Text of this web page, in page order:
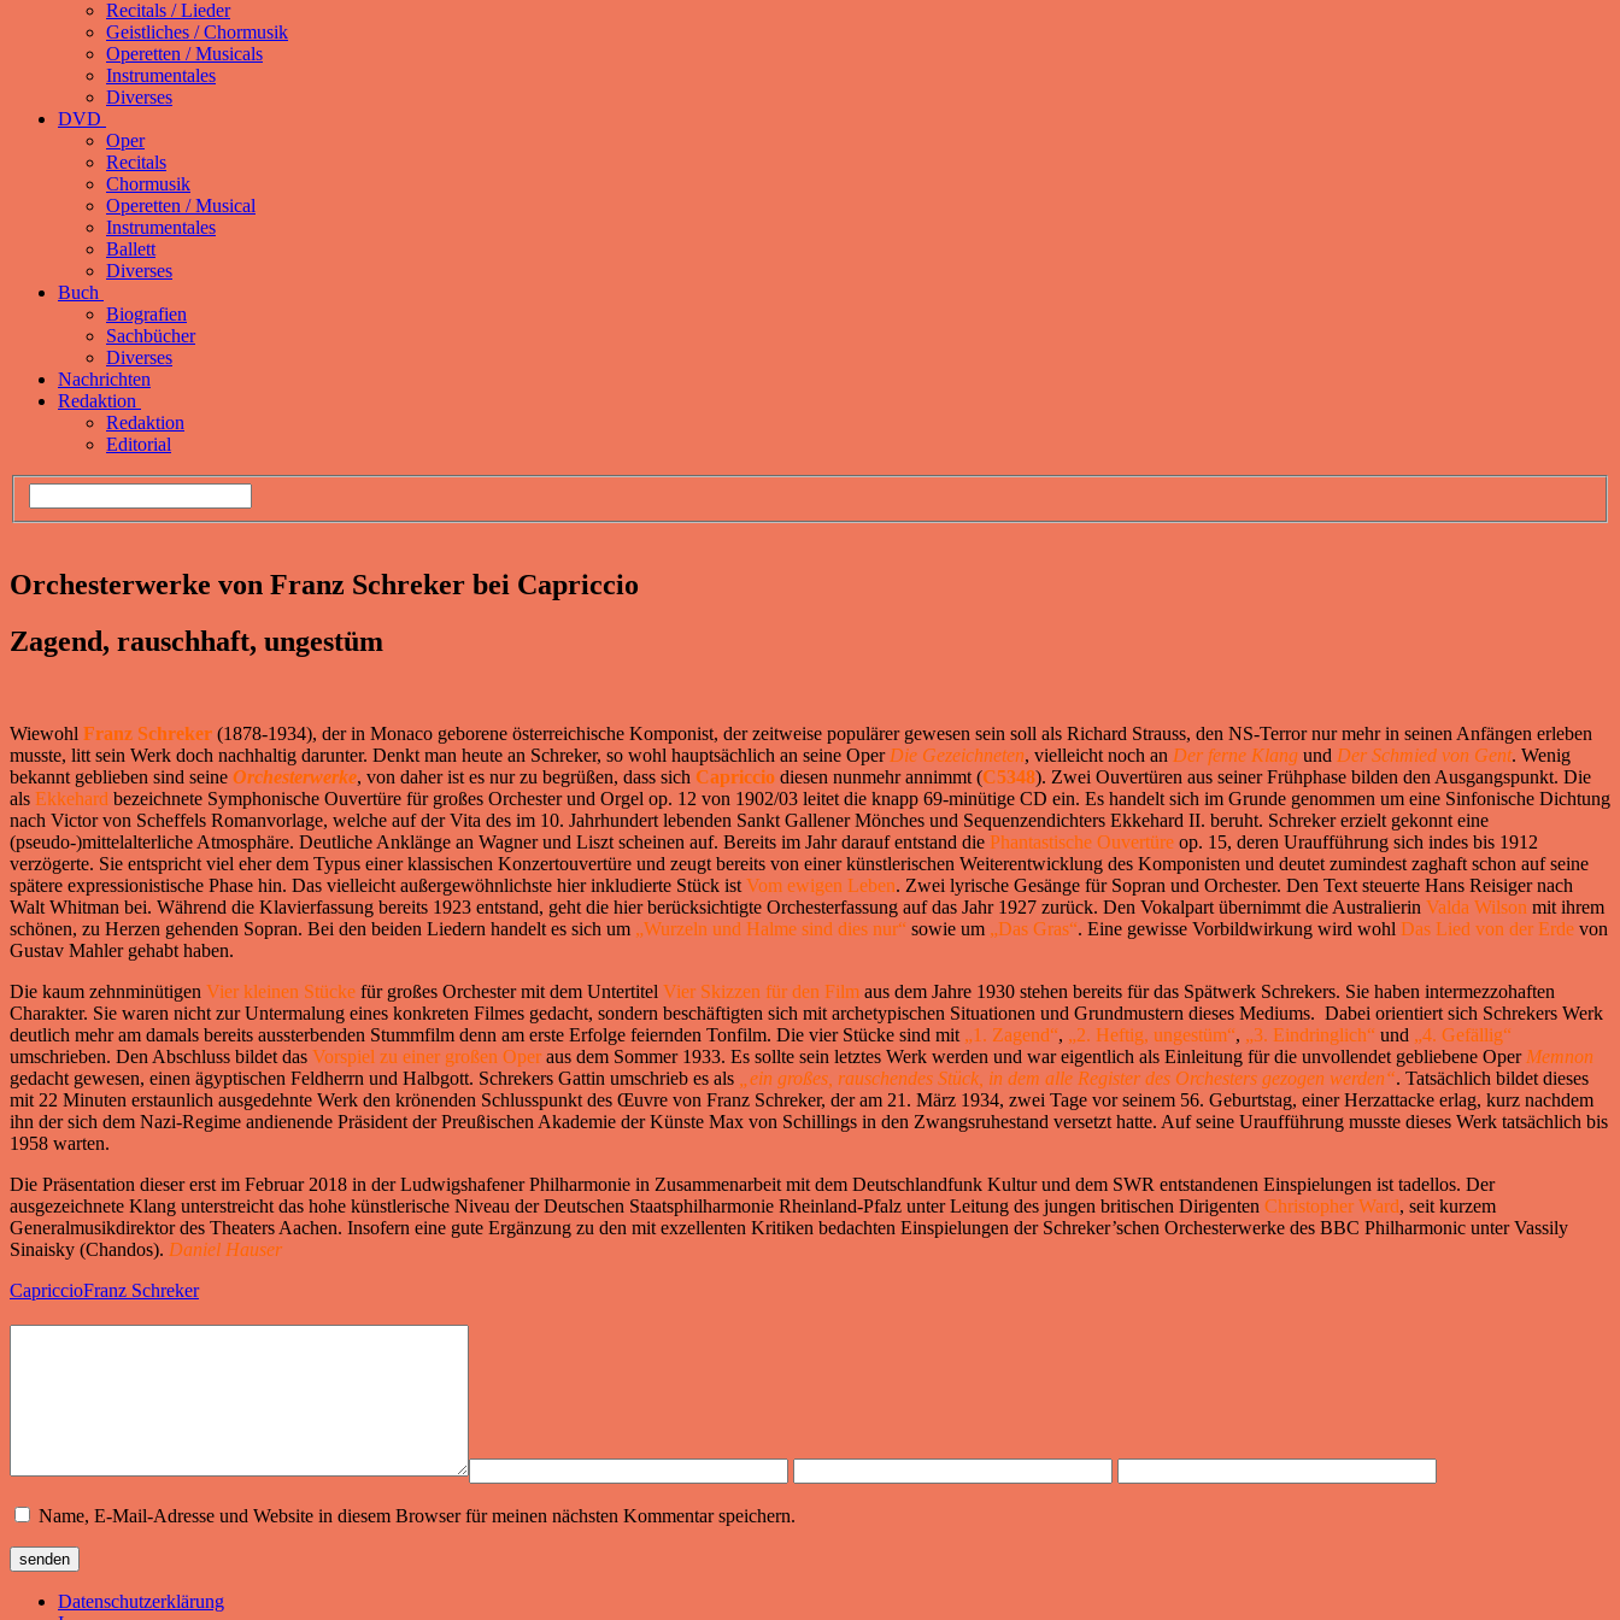
Recitals / Lieder
Geistliches / Chormusik
Operetten / Musicals
Instrumentales
Diverses
DVD
Oper
Recitals
Chormusik
Operetten / Musical
Instrumentales
Ballett
Diverses
Buch
Biografien
Sachbücher
Diverses
Nachrichten
Redaktion
Redaktion
Editorial
Orchesterwerke von Franz Schreker bei Capriccio
Zagend, rauschhaft, ungestüm
Wiewohl Franz Schreker (1878-1934), der in Monaco geborene österreichische Komponist, der zeitweise populärer gewesen sein soll als Richard Strauss, den NS-Terror nur mehr in seinen Anfängen erleben
musste, litt sein Werk doch nachhaltig darunter. Denkt man heute an Schreker, so wohl hauptsächlich an seine Oper Die Gezeichneten, vielleicht noch an Der ferne Klang und Der Schmied von Gent. Wenig
bekannt geblieben sind seine Orchesterwerke, von daher ist es nur zu begrüßen, dass sich Capriccio diesen nunmehr annimmt (C5348). Zwei Ouvertüren aus seiner Frühphase bilden den Ausgangspunkt. Die
als Ekkehard bezeichnete Symphonische Ouvertüre für großes Orchester und Orgel op. 12 von 1902/03 leitet die knapp 69-minütige CD ein. Es handelt sich im Grunde genommen um eine Sinfonische Dichtung
nach Victor von Scheffels Romanvorlage, welche auf der Vita des im 10. Jahrhundert lebenden Sankt Gallener Mönches und Sequenzendichters Ekkehard II. beruht. Schreker erzielt gekonnt eine
(pseudo-)mittelalterliche Atmosphäre. Deutliche Anklänge an Wagner und Liszt scheinen auf. Bereits im Jahr darauf entstand die Phantastische Ouvertüre op. 15, deren Uraufführung sich indes bis 1912
verzögerte. Sie entspricht viel eher dem Typus einer klassischen Konzertouvertüre und zeugt bereits von einer künstlerischen Weiterentwicklung des Komponisten und deutet zumindest zaghaft schon auf seine
spätere expressionistische Phase hin. Das vielleicht außergewöhnlichste hier inkludierte Stück ist Vom ewigen Leben. Zwei lyrische Gesänge für Sopran und Orchester. Den Text steuerte Hans Reisiger nach
Walt Whitman bei. Während die Klavierfassung bereits 1923 entstand, geht die hier berücksichtigte Orchesterfassung auf das Jahr 1927 zurück. Den Vokalpart übernimmt die Australierin Valda Wilson mit ihrem
schönen, zu Herzen gehenden Sopran. Bei den beiden Liedern handelt es sich um „Wurzeln und Halme sind dies nur“ sowie um „Das Gras“. Eine gewisse Vorbildwirkung wird wohl Das Lied von der Erde von
Gustav Mahler gehabt haben.
Die kaum zehnminütigen Vier kleinen Stücke für großes Orchester mit dem Untertitel Vier Skizzen für den Film aus dem Jahre 1930 stehen bereits für das Spätwerk Schrekers. Sie haben intermezzohaften
Charakter. Sie waren nicht zur Untermalung eines konkreten Filmes gedacht, sondern beschäftigten sich mit archetypischen Situationen und Grundmustern dieses Mediums. Dabei orientiert sich Schrekers Werk
deutlich mehr am damals bereits aussterbenden Stummfilm denn am erste Erfolge feiernden Tonfilm. Die vier Stücke sind mit „1. Zagend“, „2. Heftig, ungestüm“, „3. Eindringlich“ und „4. Gefällig“
umschrieben. Den Abschluss bildet das Vorspiel zu einer großen Oper aus dem Sommer 1933. Es sollte sein letztes Werk werden und war eigentlich als Einleitung für die unvollendet gebliebene Oper Memnon
gedacht gewesen, einen ägyptischen Feldherrn und Halbgott. Schrekers Gattin umschrieb es als
„ein großes, rauschendes Stück, in dem alle Register des Orchesters gezogen werden“. Tatsächlich bildet dieses
mit 22 Minuten erstaunlich ausgedehnte Werk den krönenden Schlusspunkt des Œuvre von Franz Schreker, der am 21. März 1934, zwei Tage vor seinem 56. Geburtstag, einer Herzattacke erlag, kurz nachdem
ihn der sich dem Nazi-Regime andienende Präsident der Preußischen Akademie der Künste Max von Schillings in den Zwangsruhestand versetzt hatte. Auf seine Uraufführung musste dieses Werk tatsächlich bis
1958 warten.
Die Präsentation dieser erst im Februar 2018 in der Ludwigshafener Philharmonie in Zusammenarbeit mit dem Deutschlandfunk Kultur und dem SWR entstandenen Einspielungen ist tadellos. Der
ausgezeichnete Klang unterstreicht das hohe künstlerische Niveau der Deutschen Staatsphilharmonie Rheinland-Pfalz unter Leitung des jungen britischen Dirigenten Christopher Ward, seit kurzem
Generalmusikdirektor des Theaters Aachen. Insofern eine gute Ergänzung zu den mit exzellenten Kritiken bedachten Einspielungen der Schreker’schen Orchesterwerke des BBC Philharmonic unter Vassily
Sinaisky (Chandos). Daniel Hauser
CapriccioFranz Schreker
Name, E-Mail-Adresse und Website in diesem Browser für meinen nächsten Kommentar speichern.
Datenschutzerklärung